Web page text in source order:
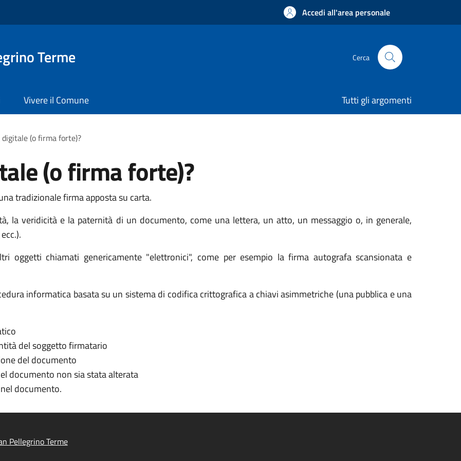
Accedi all'area personale
Terme Cerca
Vivere il Comune Tutti gli argomenti
digitale (o firma forte)?
(o firma forte)?
tradizionale firma apposta su carta.
la veridicità e la paternità di un documento, come una lettera, un atto, un messaggio o, in generale,
oggetti chiamati genericamente "elettronici", come per esempio la firma autografa scansionata e
informatica basata su un sistema di codifica crittografica a chiavi asimmetriche (una pubblica e una
del soggetto firmatario
del documento
documento non sia stata alterata
documento.
Pellegrino Terme